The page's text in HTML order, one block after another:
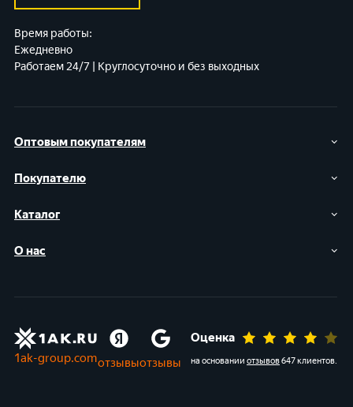
Оптовым покупателям
Покупателю
Каталог
О нас
Время работы:
Ежедневно
Работаем 24/7 | Круглосуточно и без выходных
1ak-group.comотзывыотзывы
Оценка
на основании отзывов647 клиентов.